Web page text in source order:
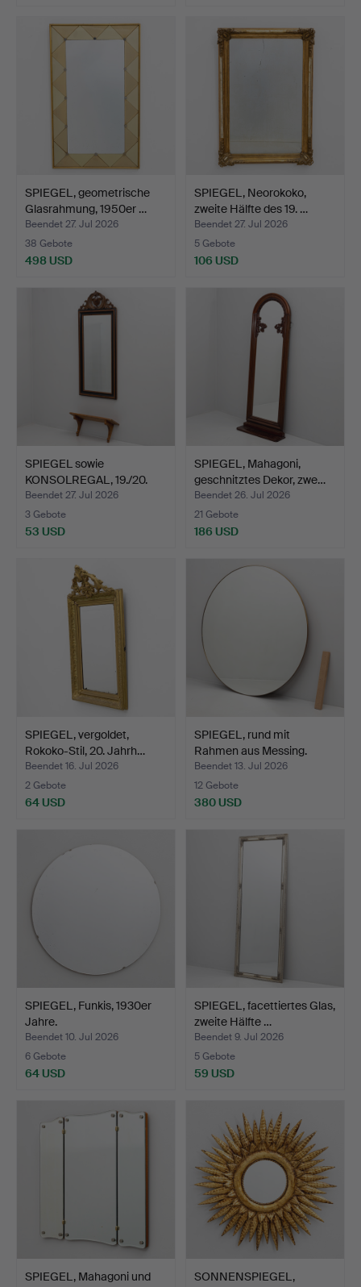
SPIEGEL, geometrische
Glasrahmung, 1950er …
Beendet 27. Jul 2026
38 Gebote
498 USD
SPIEGEL, Neorokoko,
zweite Hälfte des 19. …
Beendet 27. Jul 2026
5 Gebote
106 USD
SPIEGEL sowie
KONSOLREGAL, 19./20.
Jahrhun…
Beendet 27. Jul 2026
3 Gebote
53 USD
SPIEGEL, Mahagoni,
geschnitztes Dekor, zwe…
Beendet 26. Jul 2026
21 Gebote
186 USD
SPIEGEL, vergoldet,
Rokoko-Stil, 20. Jahrh…
Beendet 16. Jul 2026
2 Gebote
64 USD
SPIEGEL, rund mit
Rahmen aus Messing.
Beendet 13. Jul 2026
12 Gebote
380 USD
SPIEGEL, Funkis, 1930er
Jahre.
Beendet 10. Jul 2026
6 Gebote
64 USD
SPIEGEL, facettiertes Glas,
zweite Hälfte …
Beendet 9. Jul 2026
5 Gebote
59 USD
SPIEGEL, Mahagoni und
SONNENSPIEGEL,